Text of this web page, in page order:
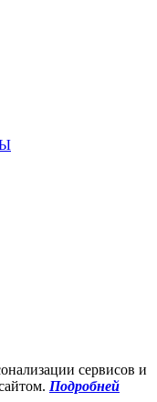
сервисов и
Подробней